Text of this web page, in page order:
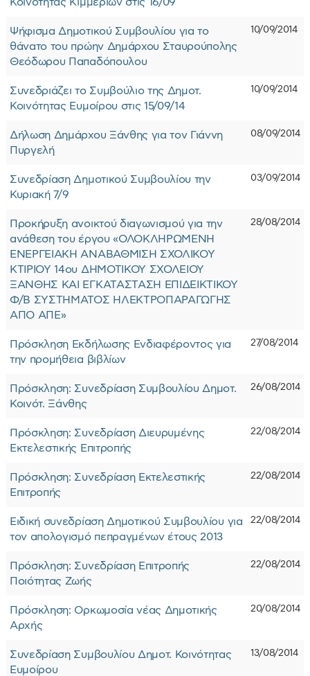
Ψήφισμα Δημοτικού Συμβουλίου για το
θάνατο του πρώην Δημάρχου Σταυρούπολης
Θεόδωρου Παπαδόπουλου
10/09/2014
Συνεδριάζει το Συμβούλιο της Δημοτ.
Κοινότητας Ευμοίρου στις 15/09/14
10/09/2014
Δήλωση Δημάρχου Ξάνθης για τον Γιάννη
Πυργελή
08/09/2014
Συνεδρίαση Δημοτικού Συμβουλίου την
Κυριακή 7/9
03/09/2014
Προκήρυξη ανοικτού διαγωνισμού για την
ανάθεση του έργου «ΟΛΟΚΛΗΡΩΜΕΝΗ
ΕΝΕΡΓΕΙΑΚΗ ΑΝΑΒΑΘΜΙΣΗ ΣΧΟΛΙΚΟΥ
ΚΤΙΡΙΟΥ 14ου ΔΗΜΟΤΙΚΟΥ ΣΧΟΛΕΙΟΥ
ΞΑΝΘΗΣ ΚΑΙ ΕΓΚΑΤΑΣΤΑΣΗ ΕΠΙΔΕΙΚΤΙΚΟΥ
Φ/Β ΣΥΣΤΗΜΑΤΟΣ ΗΛΕΚΤΡΟΠΑΡΑΓΩΓΗΣ
ΑΠΟ ΑΠΕ»
28/08/2014
Πρόσκληση Εκδήλωσης Ενδιαφέροντος για
την προμήθεια βιβλίων
27/08/2014
Πρόσκληση: Συνεδρίαση Συμβουλίου Δημοτ.
Κοινότ. Ξάνθης
26/08/2014
Πρόσκληση: Συνεδρίαση Διευρυμένης
Εκτελεστικής Επιτροπής
22/08/2014
Πρόσκληση: Συνεδρίαση Εκτελεστικής
Επιτροπής
22/08/2014
Eιδική συνεδρίαση Δημοτικού Συμβουλίου για
τον απολογισμό πεπραγμένων έτους 2013
22/08/2014
Πρόσκληση: Συνεδρίαση Επιτροπής
Ποιότητας Ζωής
22/08/2014
Πρόσκληση: Ορκωμοσία νέας Δημοτικής
Αρχής
20/08/2014
Συνεδρίαση Συμβουλίου Δημοτ. Κοινότητας
Ευμοίρου
13/08/2014